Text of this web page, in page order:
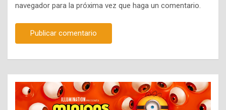
navegador para la próxima vez que haga un comentario.